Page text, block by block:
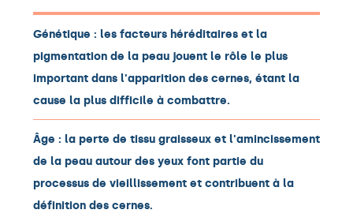
Génétique : les facteurs héréditaires et la
pigmentation de la peau jouent le rôle le plus
important dans l'apparition des cernes, étant la
cause la plus difficile à combattre.
Âge : la perte de tissu graisseux et l'amincissement
de la peau autour des yeux font partie du
processus de vieillissement et contribuent à la
définition des cernes.